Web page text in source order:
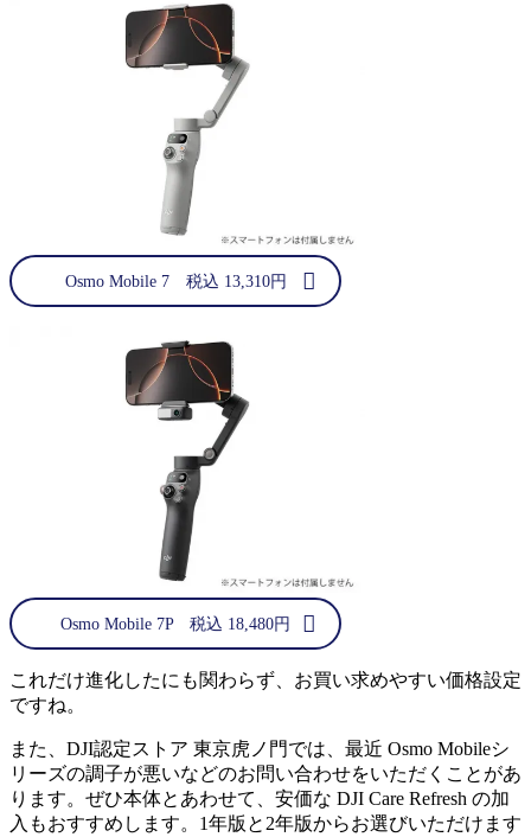
Osmo Mobile 7 税込 13,310円
Osmo Mobile 7P 税込 18,480円
これだけ進化したにも関わらず、お買い求めやすい価格設定
ですね。
また、DJI認定ストア 東京虎ノ門では、最近 Osmo Mobileシ
リーズの調子が悪いなどのお問い合わせをいただくことがあ
ります。ぜひ本体とあわせて、安価な DJI Care Refresh の加
入もおすすめします。1年版と2年版からお選びいただけます